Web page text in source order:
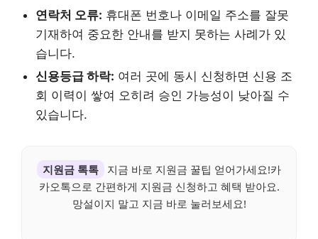
연락처 오류: 휴대폰 번호나 이메일 주소를 잘못
기재하여 중요한 안내를 받지 못하는 사례가 있
습니다.
신용등급 하락: 여러 곳에 동시 신청하면 신용 조
회 이력이 쌓여 오히려 승인 가능성이 낮아질 수
있습니다.
지원금 톡톡
지금 바로 지원금 꿀팁 얻어가세요!카
카오톡으로 간편하게 지원금 신청하고 혜택 받아요.
망설이지 말고 지금 바로 눌러보세요!